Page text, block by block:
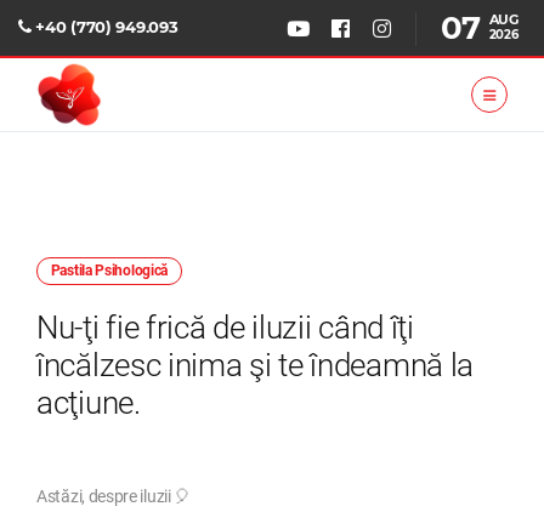
+40 (770) 949.093 07 AUG
2026
Pastila Psihologică
Nu-ţi fie frică de iluzii când îţi
încălzesc inima şi te îndeamnă la
acţiune.
Astăzi, despre iluzii 🎈